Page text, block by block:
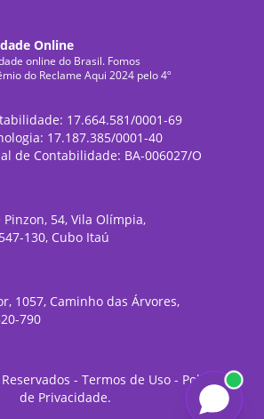
Online
online do Brasil. Fomos
do Reclame Aqui 2024 pelo 4º
17.664.581/0001-69
17.187.385/0001-40
de Contabilidade: BA-006027/O
54, Vila Olímpia,
130, Cubo Itaú
1057, Caminho das Árvores,
790
- Termos de Uso- Política
de Privacidade.